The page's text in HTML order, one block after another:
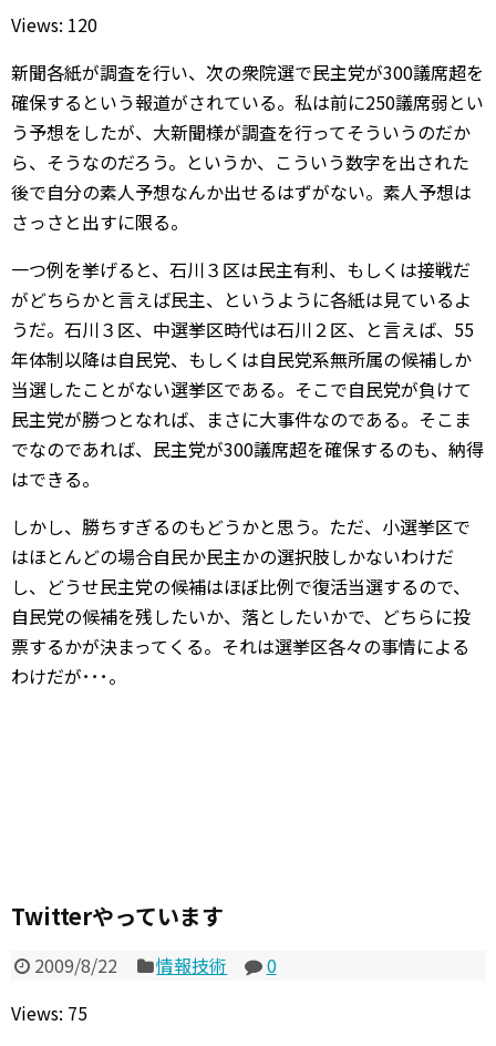
Views: 120
新聞各紙が調査を行い、次の衆院選で民主党が300議席超を
確保するという報道がされている。私は前に250議席弱とい
う予想をしたが、大新聞様が調査を行ってそういうのだか
ら、そうなのだろう。というか、こういう数字を出された
後で自分の素人予想なんか出せるはずがない。素人予想は
さっさと出すに限る。
一つ例を挙げると、石川３区は民主有利、もしくは接戦だ
がどちらかと言えば民主、というように各紙は見ているよ
うだ。石川３区、中選挙区時代は石川２区、と言えば、55
年体制以降は自民党、もしくは自民党系無所属の候補しか
当選したことがない選挙区である。そこで自民党が負けて
民主党が勝つとなれば、まさに大事件なのである。そこま
でなのであれば、民主党が300議席超を確保するのも、納得
はできる。
しかし、勝ちすぎるのもどうかと思う。ただ、小選挙区で
はほとんどの場合自民か民主かの選択肢しかないわけだ
し、どうせ民主党の候補はほぼ比例で復活当選するので、
自民党の候補を残したいか、落としたいかで、どちらに投
票するかが決まってくる。それは選挙区各々の事情による
わけだが･･･。
Twitterやっています
2009/8/22 情報技術
0
Views: 75